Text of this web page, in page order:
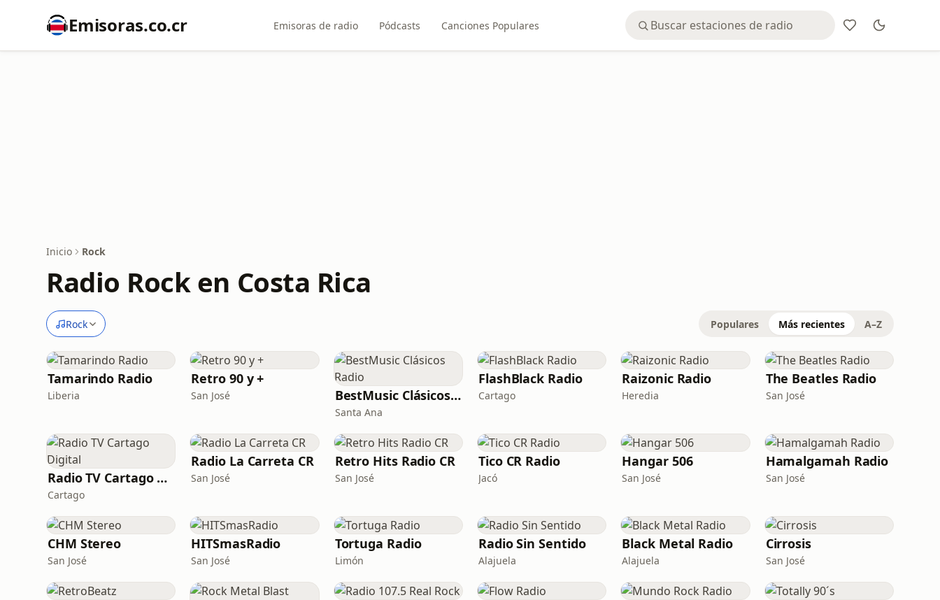
Emisoras.co.cr Emisoras de radio Pódcasts Canciones Populares
Inicio Rock
Radio Rock en Costa Rica
Rock Populares Más recientes A–Z
Tamarindo Radio
Liberia
Retro 90 y +
San José BestMusic Clásicos Radio
Santa Ana
FlashBlack Radio
Cartago
Raizonic Radio
Heredia
The Beatles Radio
San José
Radio TV Cartago Digital
Cartago
Radio La Carreta CR
San José
Retro Hits Radio CR
San José
Tico CR Radio
Jacó
Hangar 506
San José
Hamalgamah Radio
San José
CHM Stereo
San José
HITSmasRadio
San José
Tortuga Radio
Limón
Radio Sin Sentido
Alajuela
Black Metal Radio
Alajuela
Cirrosis
San José